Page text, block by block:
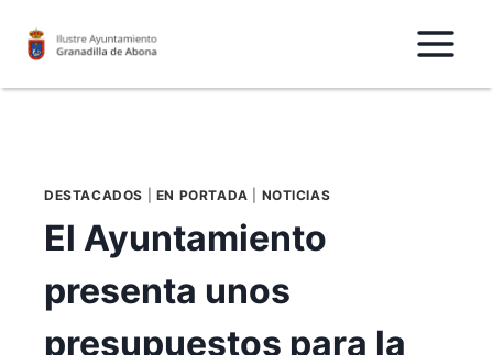
DESTACADOS EN PORTADA NOTICIAS
El Ayuntamiento
presenta unos
presupuestos para la